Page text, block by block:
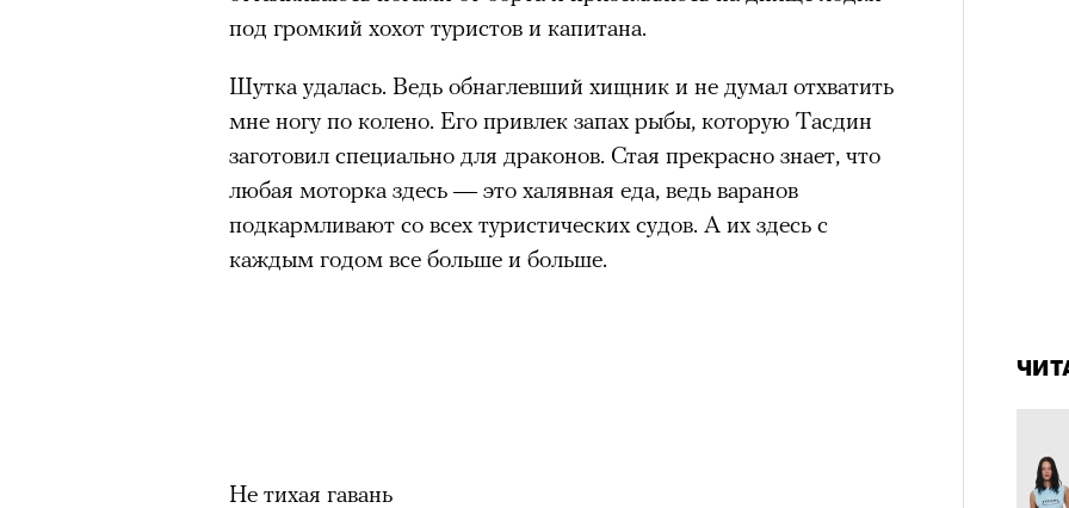
под громкий хохот туристов и капитана.
Шутка удалась. Ведь обнаглевший хищник и не думал отхватить
мне ногу по колено. Его привлек запах рыбы, которую Тасдин
заготовил специально для драконов. Стая прекрасно знает, что
любая моторка здесь — это халявная еда, ведь варанов
подкармливают со всех туристических судов. А их здесь с
каждым годом все больше и больше.
Не тихая гавань
перестает двигаться, говорить, есть и реагировать на внешний
Алами), братом главной героини Шаи (Дуа Бутарбуш
М’Зауки), когда их родителям отказали в получении вида на
жительство в одной из благополучных европейских стран.
Безутешная Шая пытается пробудить Нура к жизни:
наглотавшись таблеток, проникает в его ужасные сны, в которых
их мать тонет при переправе в Европу.